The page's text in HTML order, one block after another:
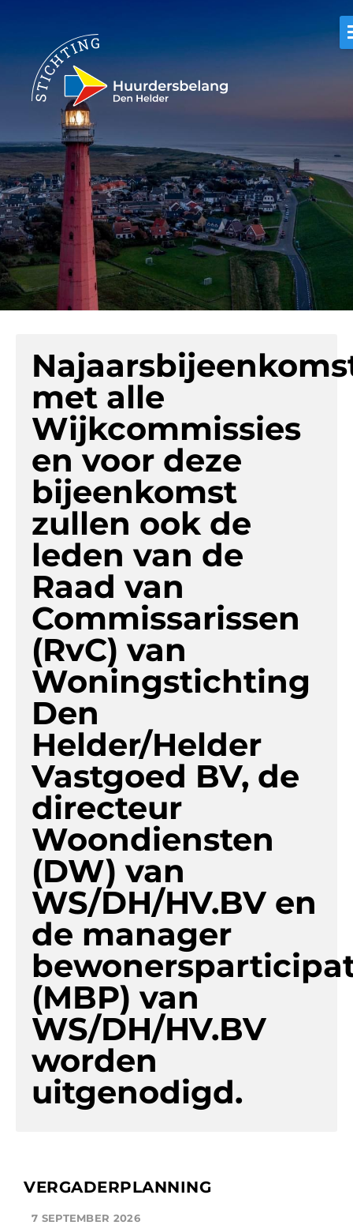
met alle
Wijkcommissies
en voor deze
bijeenkomst
zullen ook de
leden van de
Raad van
Commissarissen
(RvC) van
Woningstichting
Den
Helder/Helder
Vastgoed BV, de
directeur
Woondiensten
(DW) van
WS/DH/HV.BV en
de manager
(MBP) van
WS/DH/HV.BV
worden
uitgenodigd.
VERGADERPLANNING
7 SEPTEMBER 2026